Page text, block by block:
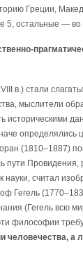
Греции,
5, остальные —
в.) стали
мыслители
историческими
определялись
(1810–1887)
Провидения,
считал
Гегель
(Гегель всю
философии
человечества,